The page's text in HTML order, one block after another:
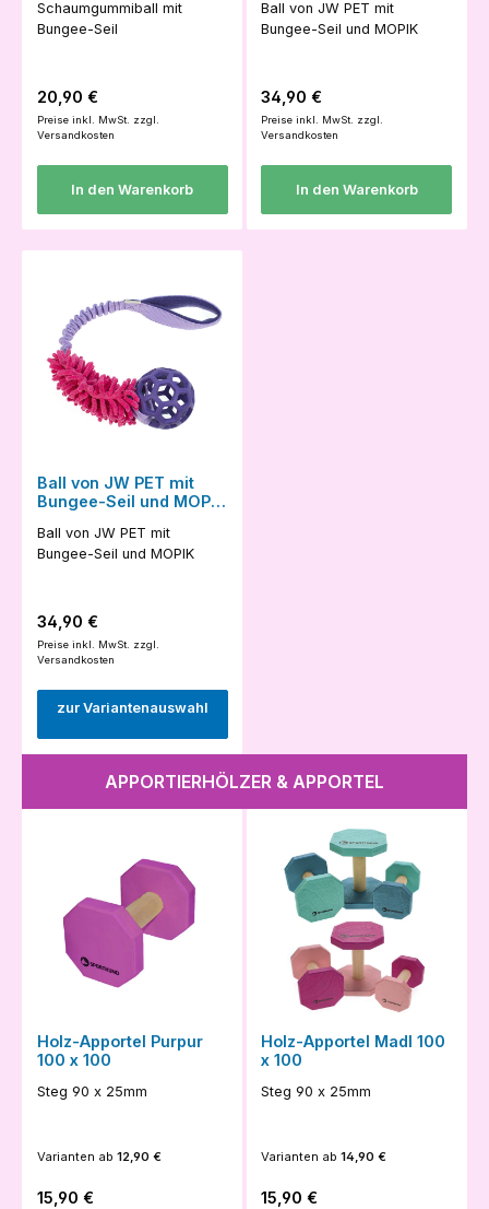
Schaumgummiball mit
Bungee-Seil
Regulärer Preis:
20,90 €
Preise inkl. MwSt. zzgl.
Versandkosten
In den Warenkorb
Ball von JW PET mit
Bungee-Seil und MOPIK
Regulärer Preis:
34,90 €
Preise inkl. MwSt. zzgl.
Versandkosten
In den Warenkorb
Ball von JW PET mit
Bungee-Seil und MOPIK
Ball von JW PET mit
Bungee-Seil und MOPIK
Regulärer Preis:
34,90 €
Preise inkl. MwSt. zzgl.
Versandkosten
zur Variantenauswahl
APPORTIERHÖLZER & APPORTEL
Holz-Apportel Purpur
100 x 100
Steg 90 x 25mm
Varianten ab 12,90 €
Regulärer Preis:
15,90 €
Holz-Apportel Madl 100
x 100
Steg 90 x 25mm
Varianten ab 14,90 €
Regulärer Preis:
15,90 €